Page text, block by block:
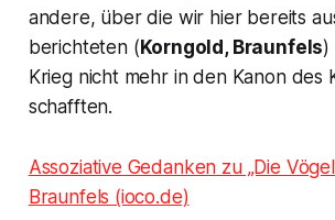
andere, über die wir hier bereits
berichteten (Korngold, Braunfels)
Krieg nicht mehr in den Kanon des
schafften.
Assoziative Gedanken zu „Die
Braunfels (ioco.de)